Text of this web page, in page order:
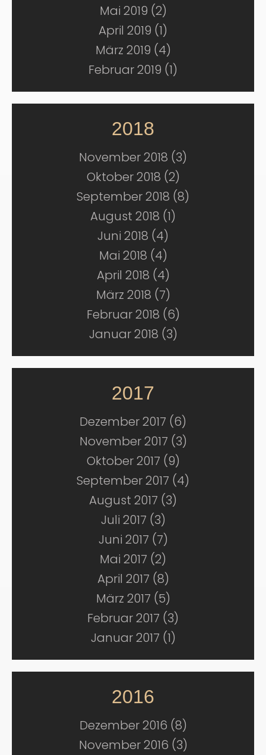
Mai 2019 (2)
April 2019 (1)
März 2019 (4)
Februar 2019 (1)
2018
November 2018 (3)
Oktober 2018 (2)
September 2018 (8)
August 2018 (1)
Juni 2018 (4)
Mai 2018 (4)
April 2018 (4)
März 2018 (7)
Februar 2018 (6)
Januar 2018 (3)
2017
Dezember 2017 (6)
November 2017 (3)
Oktober 2017 (9)
September 2017 (4)
August 2017 (3)
Juli 2017 (3)
Juni 2017 (7)
Mai 2017 (2)
April 2017 (8)
März 2017 (5)
Februar 2017 (3)
Januar 2017 (1)
2016
Dezember 2016 (8)
November 2016 (3)